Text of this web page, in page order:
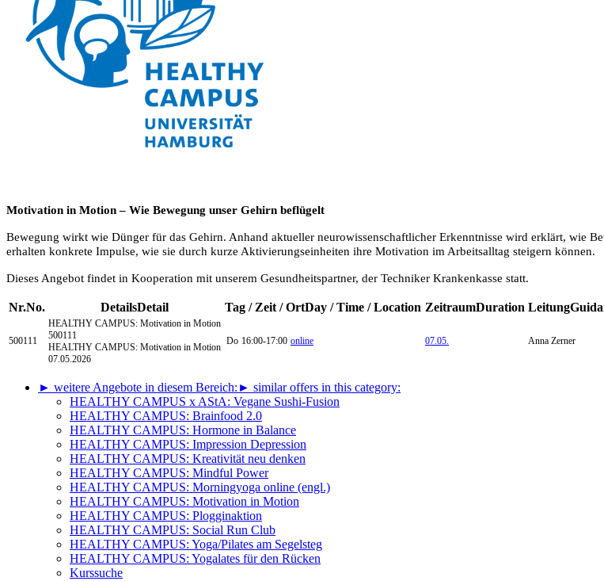
Motivation in Motion– Wie Bewegung unser Gehirn beflügelt
Bewegung wirkt wie Dünger für das Gehirn. Anhand aktueller neurowissenschaftlicher Erkenntnisse wird erklärt, wie
erhalten konkrete Impulse, wie sie durch kurze Aktivierungseinheiten ihre Motivation im Arbeitsalltag steigern können.
Dieses Angebot findet in Kooperation mit unserem Gesundheitspartner, der Techniker Krankenkasse statt.
Nr.No. DetailsDetail Tag / Zeit / OrtDay / Time / Location ZeitraumDuration Leitung
500111
HEALTHY CAMPUS: Motivation in Motion
500111
HEALTHY CAMPUS: Motivation in Motion
07.05.2026
Do 16:00-17:00 online 07.05. Anna Zerner
► weitere Angebote in diesem Bereich: ► similar offers in this category:
HEALTHY CAMPUS x AStA: Vegane Sushi-Fusion
HEALTHY CAMPUS: Brainfood 2.0
HEALTHY CAMPUS: Hormone in Balance
HEALTHY CAMPUS: Impression Depression
HEALTHY CAMPUS: Kreativität neu denken
HEALTHY CAMPUS: Mindful Power
HEALTHY CAMPUS: Morningyoga online (engl.)
HEALTHY CAMPUS: Motivation in Motion
HEALTHY CAMPUS: Plogginaktion
HEALTHY CAMPUS: Social Run Club
HEALTHY CAMPUS: Yoga/Pilates am Segelsteg
HEALTHY CAMPUS: Yogalates für den Rücken
Kurssuche